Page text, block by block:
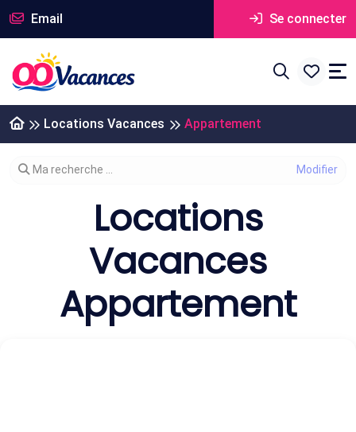
Email Se connecter
Locations Vacances Appartement
Modifier votre recherche
Ma recherche ...
Locations
Vacances
Appartement